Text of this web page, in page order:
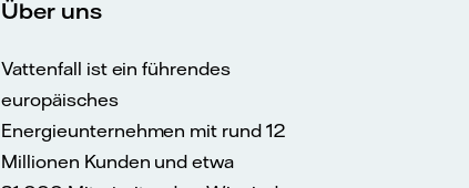
Über uns
Vattenfall ist ein führendes
europäisches
Energieunternehmen mit rund 12
Millionen Kunden und etwa